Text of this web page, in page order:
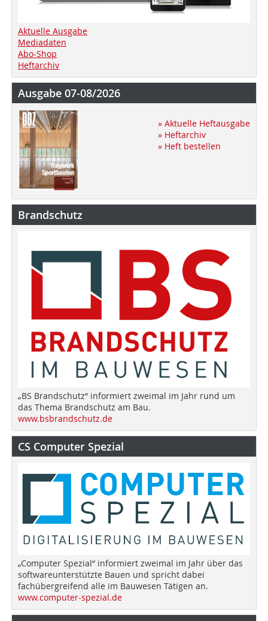
Aktuelle Ausgabe
Mediadaten
Abo-Shop
Heftarchiv
Ausgabe 07-08/2026
» Aktuelle Heftausgabe
» Heftarchiv
» Heft bestellen
Brandschutz
„BS Brandschutz“ informiert zweimal im Jahr rund um
das Thema Brandschutz am Bau.
www.bsbrandschutz.de
CS Computer Spezial
„Computer Spezial“ informiert zweimal im Jahr über das
softwareunterstützte Bauen und spricht dabei
fachübergreifend alle im Bauwesen Tätigen an.
www.computer-spezial.de